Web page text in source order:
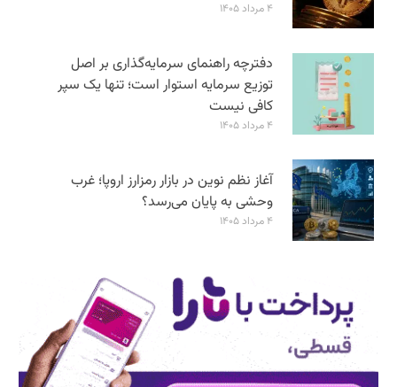
۴ مرداد ۱۴۰۵
دفترچه راهنمای سرمایه‌گذاری بر اصل
توزیع سرمایه استوار است؛ تنها یک سپر
کافی نیست
۴ مرداد ۱۴۰۵
آغاز نظم نوین در بازار رمزارز اروپا؛ غرب
وحشی به پایان می‌رسد؟
۴ مرداد ۱۴۰۵